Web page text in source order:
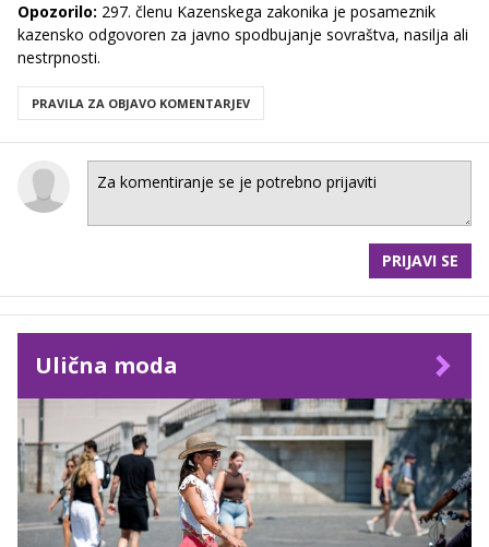
Opozorilo: 297. členu Kazenskega zakonika je posameznik
kazensko odgovoren za javno spodbujanje sovraštva, nasilja ali
nestrpnosti.
PRAVILA ZA OBJAVO KOMENTARJEV
PRIJAVI SE
Ulična moda